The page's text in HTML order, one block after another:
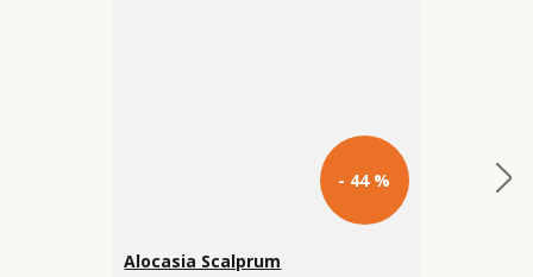
- 44 %
Alocasia Scalprum